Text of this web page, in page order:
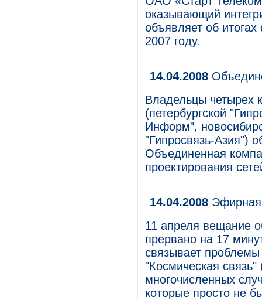
оказывающий
объявляет об
2007 году.
14.04.2008
Владельцы четырех
(петербургской
Информ",
"Гипросвязь-Азия")
Объединенная
проектирования
14.04.2008 Эфирная
11 апреля вещание
прервано на 17
связывает
"Космическая
многочисленных
которые просто не